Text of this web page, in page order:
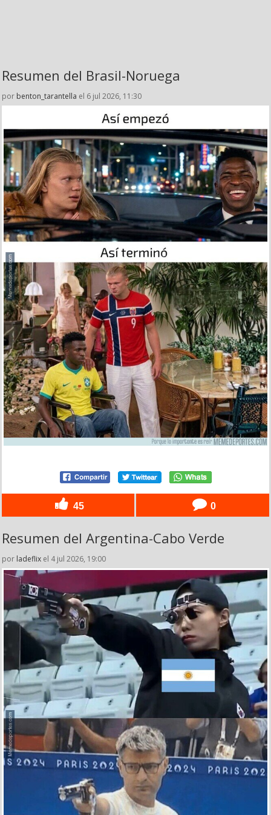
Resumen del Brasil-Noruega
por benton_tarantella el 6 jul 2026, 11:30
45 0
Resumen del Argentina-Cabo Verde
por ladeflix el 4 jul 2026, 19:00